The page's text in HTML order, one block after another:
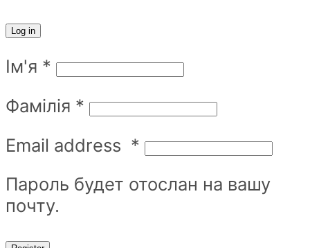
Log in
Ім'я *
Фамілія *
Email address *
Пароль будет отослан на вашу
почту.